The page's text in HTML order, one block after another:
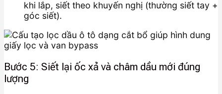
khi lắp, siết theo khuyến nghị (thường siết tay +
góc siết).
Bước 5: Siết lại ốc xả và châm dầu mới đúng
lượng